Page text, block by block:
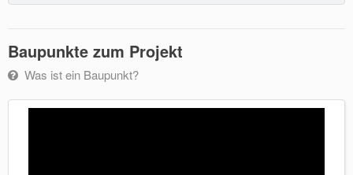
Baupunkte zum Projekt
Was ist ein Baupunkt?